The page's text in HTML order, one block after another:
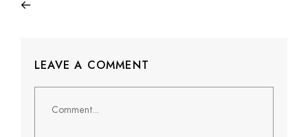
LEAVE A COMMENT